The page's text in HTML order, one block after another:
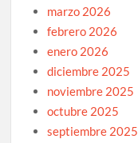
marzo 2026
febrero 2026
enero 2026
diciembre 2025
noviembre 2025
octubre 2025
septiembre 2025